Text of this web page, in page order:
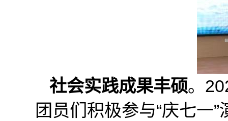
社会实践成果丰硕。
团员们积极参与“庆七一